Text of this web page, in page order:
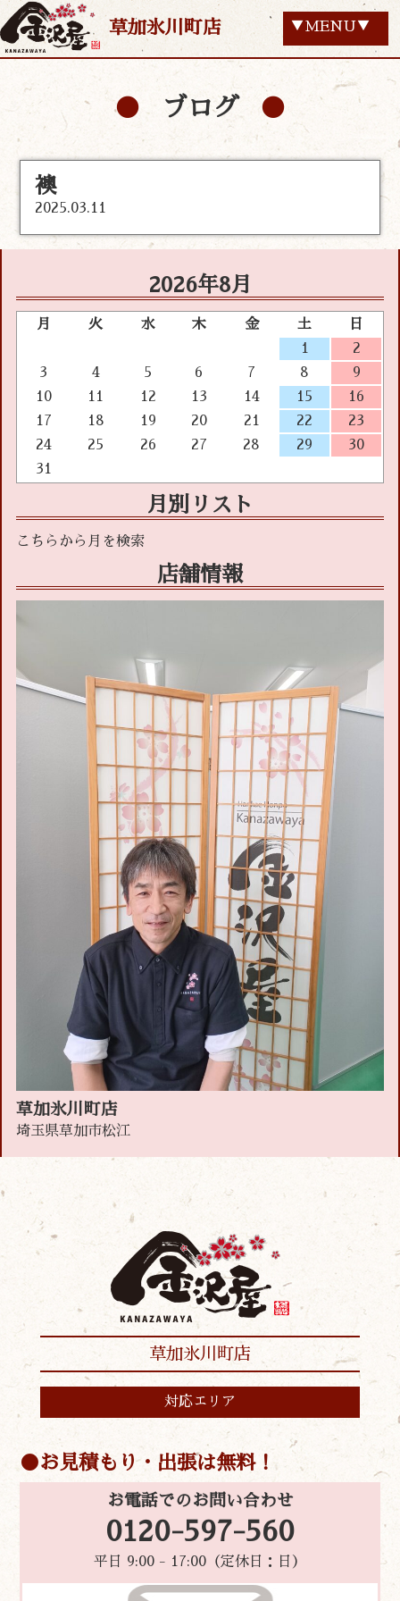
草加氷川町店 ▼MENU▼
ブログ
襖
2025.03.11
2026年8月
月 火 水 木 金 土
日
1
2
3
4 5 6 7 8
9
10
11 12 13 14 15
16
17
18 19 20 21 22
23
24
25 26 27 28 29
30
31
月別リスト
店舗情報
草加氷川町店
埼玉県草加市松江
草加氷川町店
対応エリア
お見積もり・出張は無料！
お電話でのお問い合わせ
0120-597-560
平日 9:00 - 17:00（定休日：日）